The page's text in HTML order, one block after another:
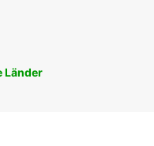
Länder